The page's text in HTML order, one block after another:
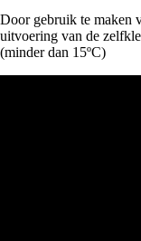
Door gebruik te maken
uitvoering van de
(minder dan 15ºC)